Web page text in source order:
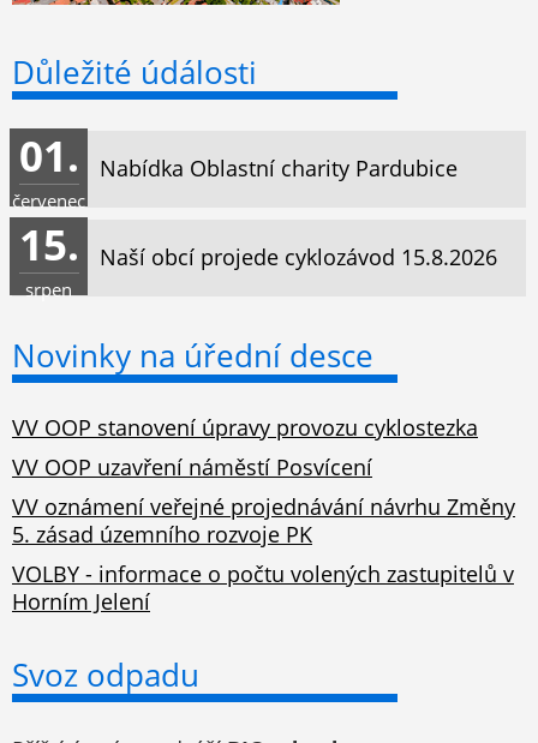
Důležité údálosti
Nabídka Oblastní charity Pardubice
01.
červenec
Naší obcí projede cyklozávod 15.8.2026
15.
srpen
Novinky na úřední desce
VV OOP stanovení úpravy provozu cyklostezka
VV OOP uzavření náměstí Posvícení
VV oznámení veřejné projednávání návrhu Změny
5. zásad územního rozvoje PK
VOLBY - informace o počtu volených zastupitelů v
Horním Jelení
Svoz odpadu